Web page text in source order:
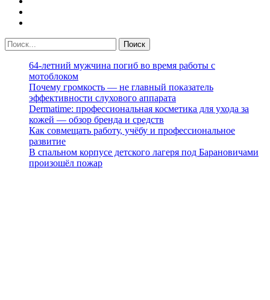
64-летний мужчина погиб во время работы с
мотоблоком
Почему громкость — не главный показатель
эффективности слухового аппарата
Dermatime: профессиональная косметика для ухода за
кожей — обзор бренда и средств
Как совмещать работу, учёбу и профессиональное
развитие
В спальном корпусе детского лагеря под Барановичами
произошёл пожар